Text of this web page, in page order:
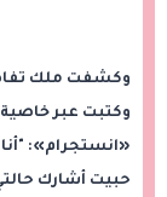
وكشفت ملك
وكتبت عبر
«انستجرام»:
حبيت أشارك